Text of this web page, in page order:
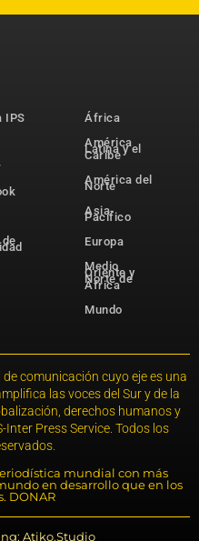
IPS
de
África
América
Latina y el
Caribe
América del
Norte
Asia-
Pacífico
Europa
Medio
Oriente y
Norte de
África
Mundo
comunicación cuyo eje es una
las voces del Sur y de la
derechos humanos y
Press Service. Todos los
mundial con más
en desarrollo que en los
DONAR
Atiko.Studio